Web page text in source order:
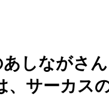
しながさ
、サーカス